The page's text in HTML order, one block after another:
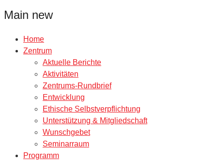
Main new
Home
Zentrum
Aktuelle Berichte
Aktivitäten
Zentrums-Rundbrief
Entwicklung
Ethische Selbstverpflichtung
Unterstützung & Mitgliedschaft
Wunschgebet
Seminarraum
Programm